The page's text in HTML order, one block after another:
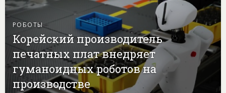
РОБОТЫ
Корейский производитель
печатных плат внедряет
гуманоидных роботов на
производстве